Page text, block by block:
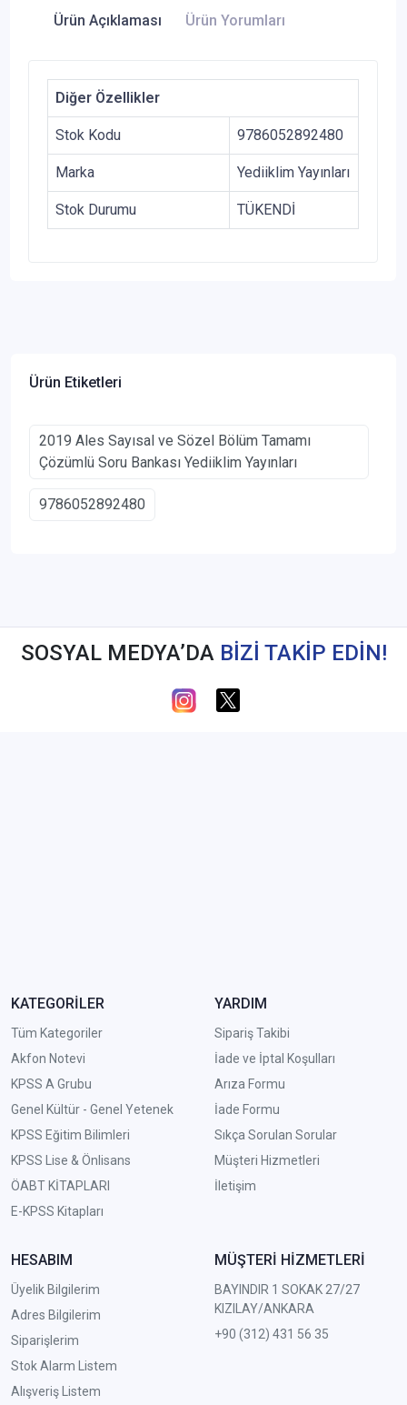
Ürün Açıklaması Ürün Yorumları
Diğer Özellikler
Stok Kodu 9786052892480
Marka Yediiklim Yayınları
Stok Durumu TÜKENDİ
Ürün Etiketleri
2019 Ales Sayısal ve Sözel Bölüm Tamamı
Çözümlü Soru Bankası Yediiklim Yayınları
9786052892480
SOSYAL MEDYA’DA BİZİ TAKİP EDİN!
KATEGORİLER
Tüm Kategoriler
Akfon Notevi
KPSS A Grubu
Genel Kültür - Genel Yetenek
KPSS Eğitim Bilimleri
KPSS Lise & Önlisans
ÖABT KİTAPLARI
E-KPSS Kitapları
YARDIM
Sipariş Takibi
İade ve İptal Koşulları
Arıza Formu
İade Formu
Sıkça Sorulan Sorular
Müşteri Hizmetleri
İletişim
HESABIM
Üyelik Bilgilerim
Adres Bilgilerim
Siparişlerim
Stok Alarm Listem
Alışveriş Listem
MÜŞTERİ HİZMETLERİ
BAYINDIR 1 SOKAK 27/27
KIZILAY/ANKARA
+90 (312) 431 56 35